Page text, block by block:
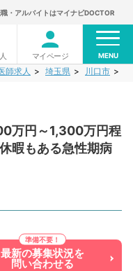
・アルバイトはマイナビDOCTOR
マイページ MENU
師求人 埼玉県 川口市
万円～1,300万円程
暇もある急性期病
最新の募集状況を
問い合わせる